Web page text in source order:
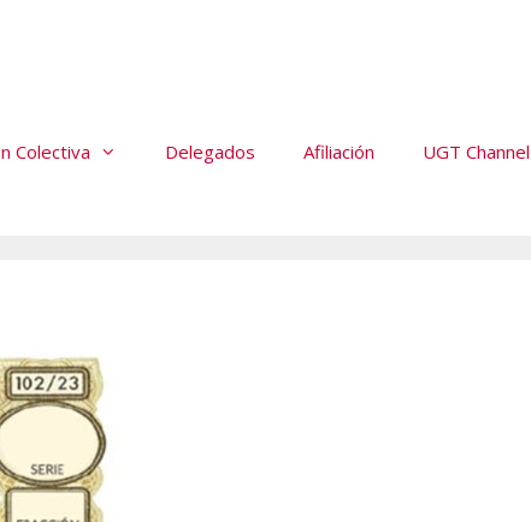
Colectiva Delegados Afiliación UGT Channel